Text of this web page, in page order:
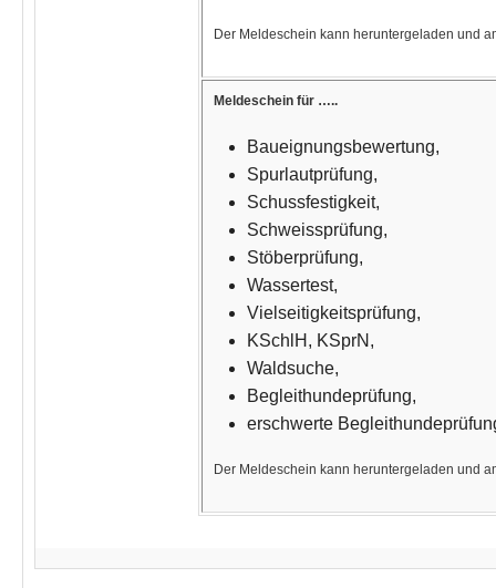
Der Meldeschein kann heruntergeladen und
Meldeschein für …..
Baueignungsbewertung,
Spurlautprüfung,
Schussfestigkeit,
Schweissprüfung,
Stöberprüfung,
Wassertest,
Vielseitigkeitsprüfung,
KSchlH, KSprN,
Waldsuche,
Begleithundeprüfung,
erschwerte
Der Meldeschein kann heruntergeladen und